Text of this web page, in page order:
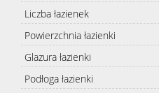
Liczba łazienek
Powierzchnia łazienki
Glazura łazienki
Podłoga łazienki